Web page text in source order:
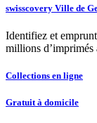
swisscovery Ville de
Identifiez et
millions d’imprimés
Collections en ligne
Gratuit à domicile